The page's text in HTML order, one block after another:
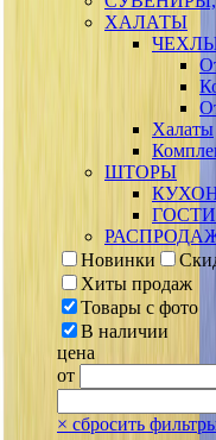
ХАЛАТЫ
Халаты
ШТОРЫ
Новинки
Хиты продаж
Товары с фото
В наличии
цена
от
× сбросить